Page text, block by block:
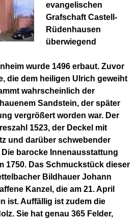
evangelischen
Grafschaft Castell-
Rüdenhausen
überwiegend
wurde 1496 erbaut. Zuvor
die dem heiligen Ulrich geweiht
wahrscheinlich der
Sandstein, der später
vergrößert worden war. Der
1523, der Deckel mit
und darüber schwebender
Die barocke Innenausstattung
1750. Das Schmuckstück dieser
Bildhauer Johann
Kanzel, die am 21. April
ist. Auffällig ist zudem die
Sie hat genau 365 Felder,